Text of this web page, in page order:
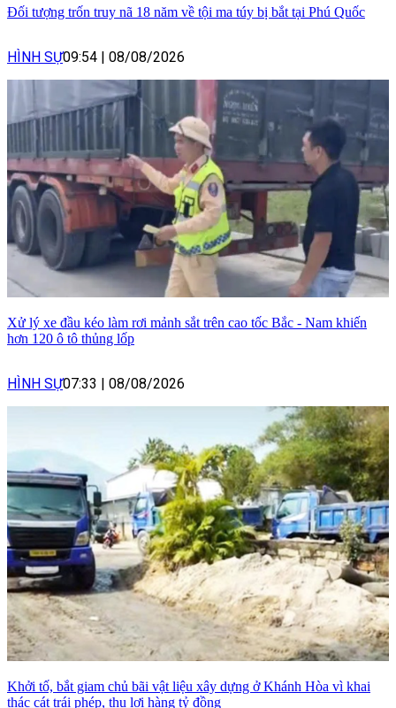
Đối tượng trốn truy nã 18 năm về tội ma túy bị bắt tại Phú Quốc
HÌNH SỰ09:54 08/08/2026
Xử lý xe đầu kéo làm rơi mảnh sắt trên cao tốc Bắc - Nam khiến
hơn 120 ô tô thủng lốp
HÌNH SỰ07:33 | 08/08/2026
Khởi tố, bắt giam chủ bãi vật liệu xây dựng ở Khánh Hòa vì khai
thác cát trái phép, thu lợi hàng tỷ đồng